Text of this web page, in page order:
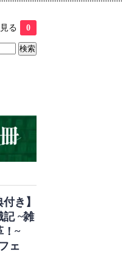
る 0
き】
記 ~雑
！~
ェ